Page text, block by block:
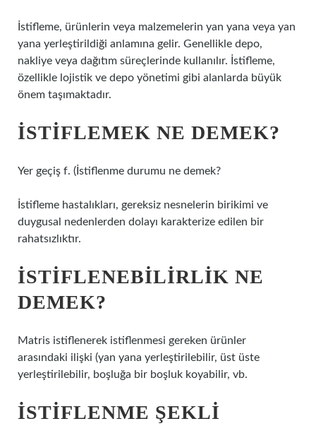
İstifleme, ürünlerin veya malzemelerin yan yana veya yan
yana yerleştirildiği anlamına gelir. Genellikle depo,
nakliye veya dağıtım süreçlerinde kullanılır. İstifleme,
özellikle lojistik ve depo yönetimi gibi alanlarda büyük
önem taşımaktadır.
İSTIFLEMEK NE DEMEK?
Yer geçiş f. ( İstiflenme durumu ne demek?
İstifleme hastalıkları, gereksiz nesnelerin birikimi ve
duygusal nedenlerden dolayı karakterize edilen bir
rahatsızlıktır.
İSTIFLENEBILIRLIK NE
DEMEK?
Matris istiflenerek istiflenmesi gereken ürünler
arasındaki ilişki (yan yana yerleştirilebilir, üst üste
yerleştirilebilir, boşluğa bir boşluk koyabilir, vb.
İSTIFLENME ŞEKLI